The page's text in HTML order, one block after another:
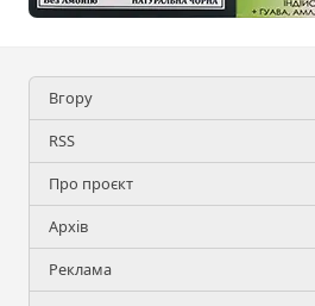
Вгору
RSS
Про проєкт
Архів
Реклама